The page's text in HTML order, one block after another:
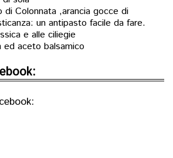
di Colonnata ,arancia gocce di
un antipasto facile da fare.
e alle ciliegie
ed aceto balsamico